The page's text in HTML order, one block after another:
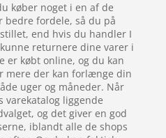
køber noget i en af de
bedre fordele, så du på
end hvis du handler I
returnere dine varer i
er købt online, og du kan
mere der kan forlænge din
uger og måneder. Når
varekatalog liggende
og det giver en god
iblandt alle de shops